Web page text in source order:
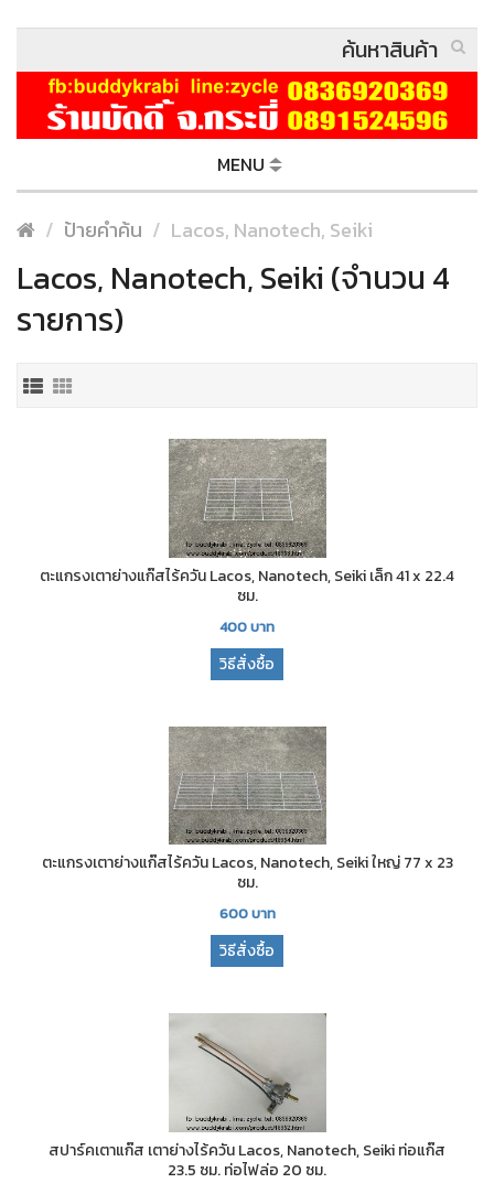
MENU
ป้ายคำค้น Lacos, Nanotech, Seiki
Lacos, Nanotech, Seiki (จำนวน 4
รายการ)
ตะแกรงเตาย่างแก๊สไร้ควัน Lacos, Nanotech, Seiki เล็ก 41 x 22.4
ซม.
400บาท
วิธีสั่งซื้อ
ตะแกรงเตาย่างแก๊สไร้ควัน Lacos, Nanotech, Seiki ใหญ่ 77 x 23
ซม.
600บาท
วิธีสั่งซื้อ
สปาร์คเตาแก๊ส เตาย่างไร้ควัน Lacos, Nanotech, Seiki ท่อแก๊ส
23.5 ซม. ท่อไฟล่อ 20 ซม.